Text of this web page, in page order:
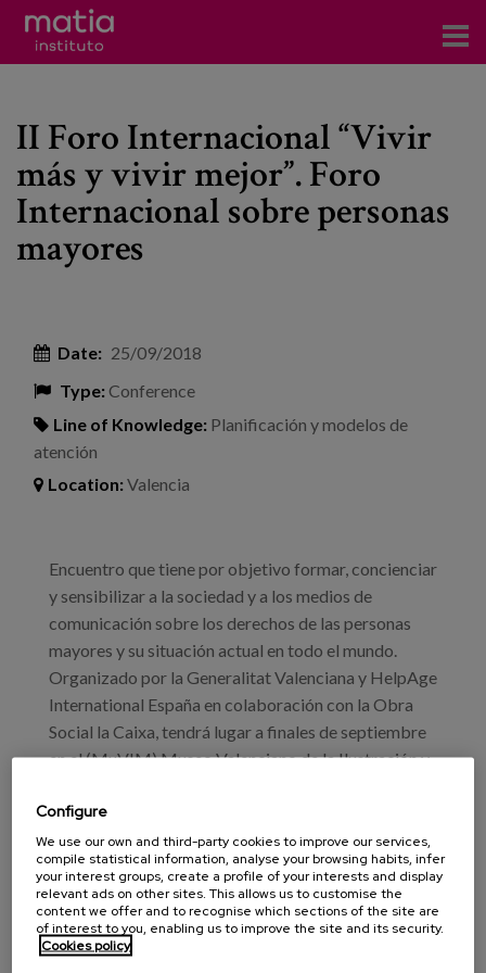
Research
Publications
News
Blog
II Foro Internacional “Vivir
más y vivir mejor”. Foro
Internacional sobre personas
mayores
Date: 25/09/2018
Type:Conference
Line of Knowledge: Planificación y modelos de
atención
Location:Valencia
Encuentro que tiene por objetivo formar, concienciar
y sensibilizar a la sociedad y a los medios de
comunicación sobre los derechos de las personas
mayores y su situación actual en todo el mundo.
Organizado por la Generalitat Valenciana y HelpAge
International España en colaboración con la Obra
Social la Caixa, tendrá lugar a finales de septiembre
en el (MuVIM) Museo Valenciano de la Ilustración y
Durante el mismo, se debatirá sobre la vejez y la
situación de sus protagonistas, las personas
mayores, con un especial enfoque en aspectos como
la discriminación por edad, derechos y buen trato,
fomentando una cultura social del respeto con la
Configure
We use our own and third-party cookies to improve our services,
compile statistical information, analyse your browsing habits, infer
your interest groups, create a profile of your interests and display
relevant ads on other sites. This allows us to customise the
content we offer and to recognise which sections of the site are
of interest to you, enabling us to improve the site and its security.
Cookies policy